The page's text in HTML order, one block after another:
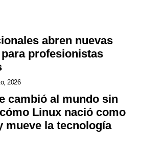
abren nuevas
profesionistas
2026
cambió al mundo sin
Linux nació como
mueve la tecnología